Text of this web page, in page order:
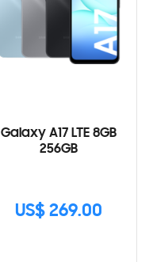
Galaxy A17 LTE 8GB
256GB
US$ 269.00